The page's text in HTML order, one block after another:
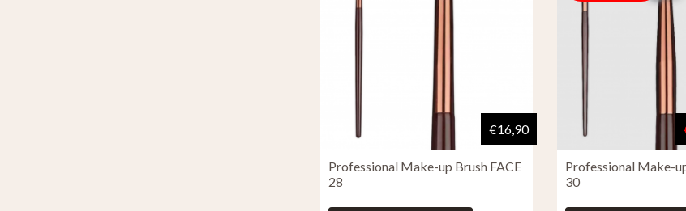
Professional Make-up Brush FACE
28
€16,90
Professional Make-
30